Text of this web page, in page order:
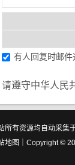
有人回复时邮件
请遵守中华人民
所有资源均自动采集
地图
｜Copyright ©